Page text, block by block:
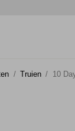
Truien 10